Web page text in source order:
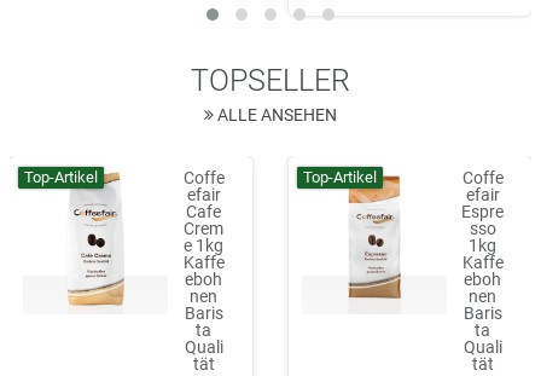
TOPSELLER
ALLE ANSEHEN
Top-Artikel
Coffe
efair
Cafe
Crem
e 1kg
Kaffe
eboh
nen
Baris
ta
Quali
tät
Top-Artikel
Coffe
efair
Espre
sso
1kg
Kaffe
eboh
nen
Baris
ta
Quali
tät